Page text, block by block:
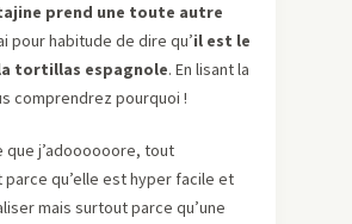
prend une toute autre
pour habitude de dire qu’il est le
tortillas espagnole. En lisant la
comprendrez pourquoi !
que j’adoooooore, tout
qu’elle est hyper facile et
mais surtout parce qu’une